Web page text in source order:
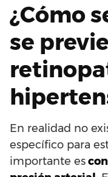
¿Cómo
se
En realidad no
específico para
importante es